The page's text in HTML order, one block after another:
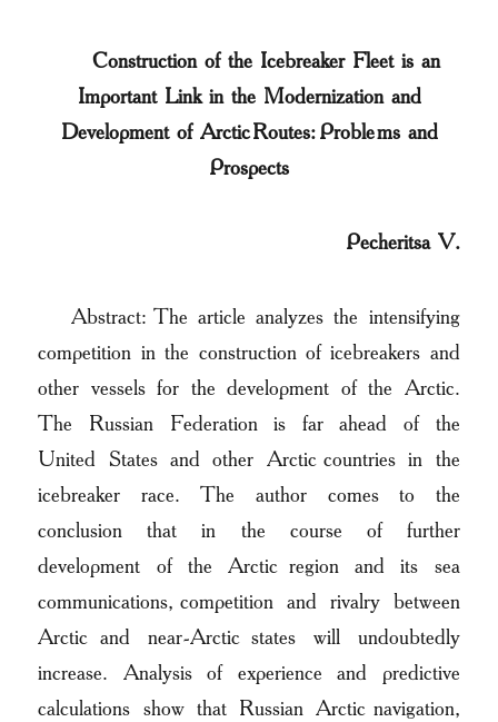
Construction of the Icebreaker Fleet is an
Important Link in the Modernization and
Development of Arctic Routes: Problems and
Prospects
Pecheritsa V.
Abstract: The article analyzes the intensifying
competition in the construction of icebreakers and
other vessels for the development of the Arctic.
The Russian Federation is far ahead of the
United States and other Arctic countries in the
icebreaker race. The author comes to the
conclusion that in the course of further
development of the Arctic region and its sea
communications, competition and rivalry between
Arctic and near-Arctic states will undoubtedly
increase. Analysis of experience and predictive
calculations show that Russian Arctic navigation,